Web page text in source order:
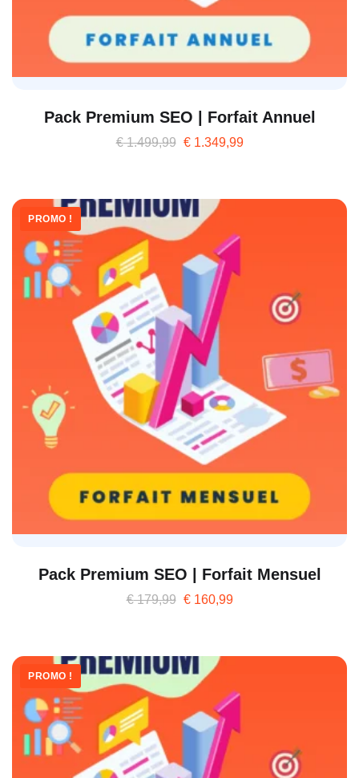
Pack Premium SEO | Forfait Annuel
€1.499,99 €1.349,99
PROMO !
Pack Premium SEO | Forfait Mensuel
€179,99 €160,99
PROMO !